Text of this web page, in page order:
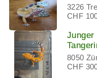
3226
CHF
Junger
8050
CHF